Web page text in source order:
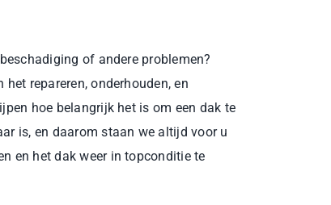
of andere problemen?
repareren, onderhouden, en
hoe belangrijk het is om een dak te
is, en daarom staan we altijd voor u
en het dak weer in topconditie te